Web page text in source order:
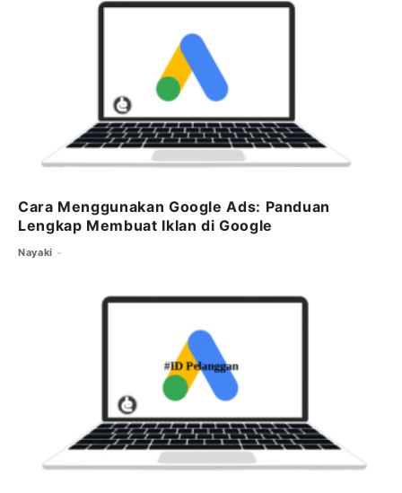
r
p
p
m
Cara Menggunakan Google Ads: Panduan
Lengkap Membuat Iklan di Google
Nayaki